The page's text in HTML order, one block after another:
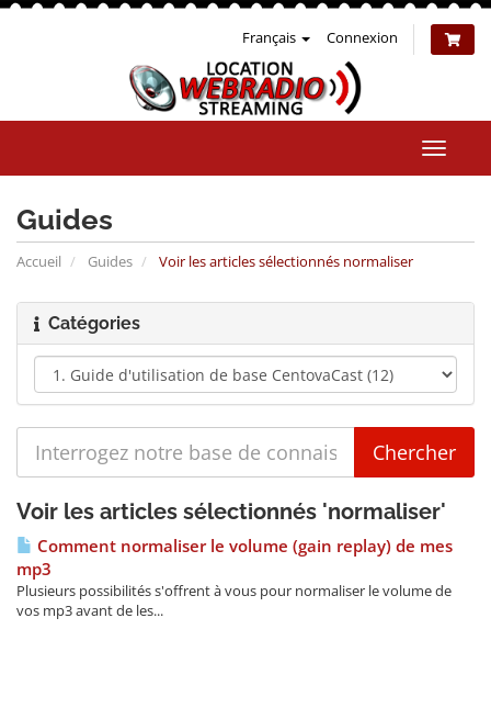
Français Connexion
la
Guides
Accueil Guides Voir les articles sélectionnés normaliser
Catégories
Voir les articles sélectionnés 'normaliser'
Comment normaliser le volume (gain replay) de mes
mp3
Plusieurs possibilités s'offrent à vous pour normaliser le volume de
vos mp3 avant de les...